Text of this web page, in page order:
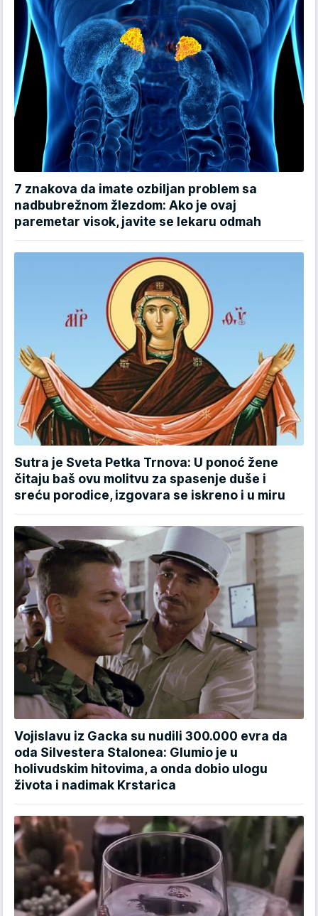
7 znakova da imate ozbiljan problem sa
nadbubrežnom žlezdom: Ako je ovaj
paremetar visok, javite se lekaru odmah
Sutra je Sveta Petka Trnova: U ponoć žene
čitaju baš ovu molitvu za spasenje duše i
sreću porodice, izgovara se iskreno i u miru
Vojislavu iz Gacka su nudili 300.000 evra da
oda Silvestera Stalonea: Glumio je u
holivudskim hitovima, a onda dobio ulogu
života i nadimak Krstarica